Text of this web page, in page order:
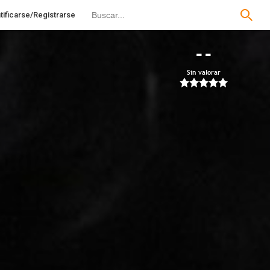
Registrarse
--
Sin valorar